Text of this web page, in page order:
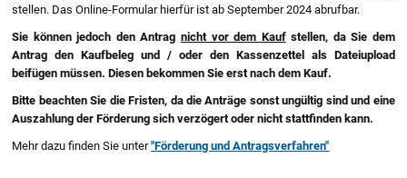
stellen. Das Online-Formular hierfür ist ab September 2024 abrufbar.
Sie können jedoch den Antrag nicht vor dem Kaufstellen, da Sie dem
Antrag den Kaufbeleg und / oder den Kassenzettel als Dateiupload
beifügen müssen. Diesen bekommen Sie erst nach dem Kauf.
Bitte beachten Sie die Fristen, da die Anträge sonst ungültig sind und eine
Auszahlung der Förderung sich verzögert oder nicht stattfinden kann.
Mehr dazu finden Sie unter"Förderung und Antragsverfahren"